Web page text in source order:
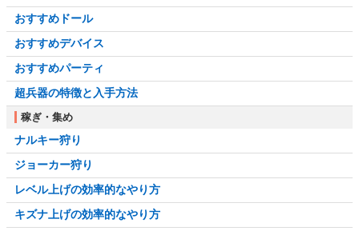
おすすめドール
おすすめデバイス
おすすめパーティ
超兵器の特徴と入手方法
稼ぎ・集め
ナルキー狩り
ジョーカー狩り
レベル上げの効率的なやり方
キズナ上げの効率的なやり方